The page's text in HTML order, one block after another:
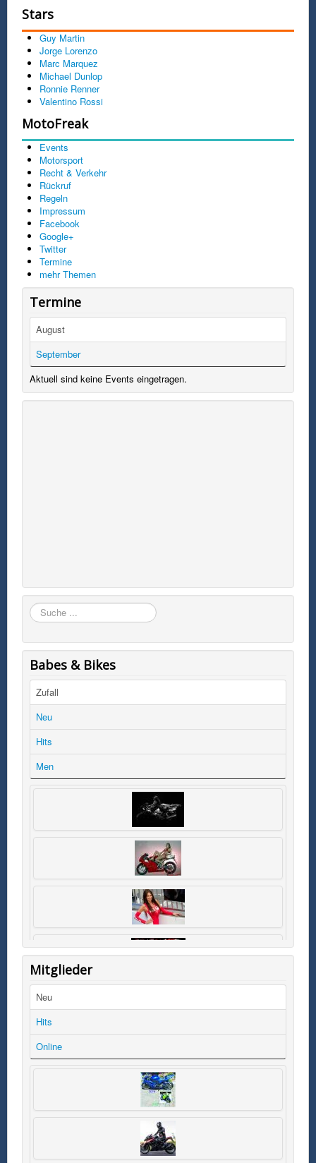
Stars
Guy Martin
Jorge Lorenzo
Marc Marquez
Michael Dunlop
Ronnie Renner
Valentino Rossi
MotoFreak
Events
Motorsport
Recht & Verkehr
Rückruf
Regeln
Impressum
Facebook
Google+
Twitter
Termine
mehr Themen
Termine
August
September
Aktuell sind keine Events eingetragen.
Suchen
Babes & Bikes
Zufall
Neu
Hits
Men
Mitglieder
Neu
Hits
Online